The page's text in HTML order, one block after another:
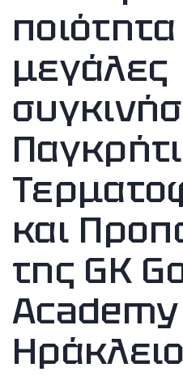
μεγάλες
και
της GK
Ηράκλειο